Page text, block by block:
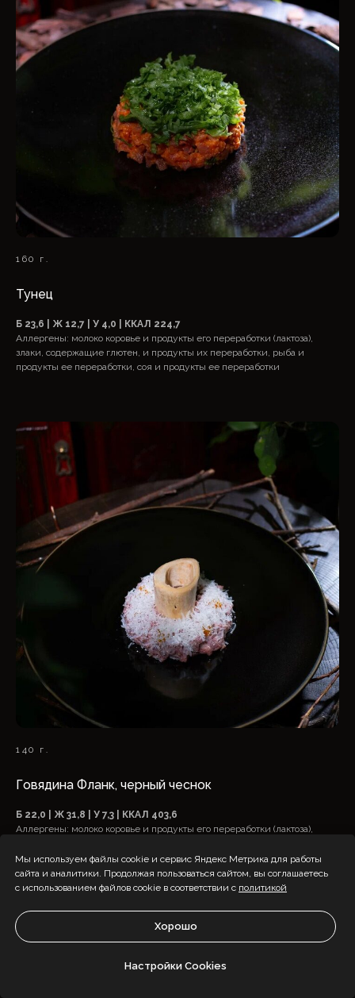
160 г.
Тунец
Б 23,6 | Ж 12,7 | У 4,0 | ККАЛ 224,7
Аллергены: молоко коровье и продукты его переработки (лактоза),
злаки, содержащие глютен, и продукты их переработки, рыба и
продукты ее переработки, соя и продукты ее переработки
140 г.
Говядина Фланк, черный чеснок
Б 22,0 | Ж 31,8 | У 7,3 | ККАЛ 403,6
Аллергены: молоко коровье и продукты его переработки (лактоза),
соя и продукты ее переработки
Мы используем файлы cookie и сервис Яндекс Метрика для работы
сайта и аналитики. Продолжая пользоваться сайтом, вы соглашаетесь
с использованием файлов cookie в соответствии с политикой
Хорошо
Настройки Cookies